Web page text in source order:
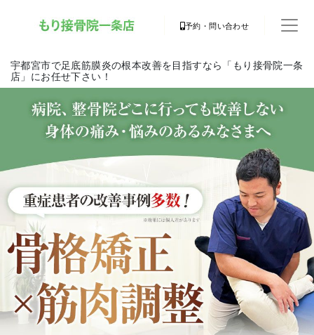
予約・問い合わせ
宇都宮市で足底筋膜炎の根本改善を目指すなら「もり接骨院一条
店」にお任せ下さい！